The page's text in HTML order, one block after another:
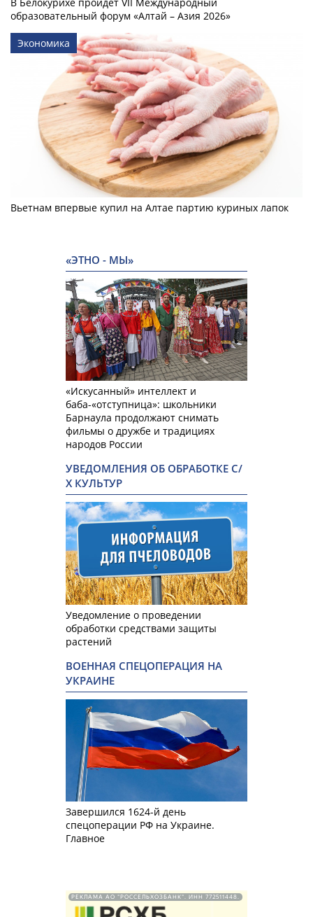
образовательный форум «Алтай – Азия 2026»
Экономика
Вьетнам впервые купил на Алтае партию куриных лапок
«ЭТНО - МЫ»
«Искусанный» интеллект и
баба-«отступница»: школьники
Барнаула продолжают снимать
фильмы о дружбе и традициях
народов России
УВЕДОМЛЕНИЯ ОБ ОБРАБОТКЕ С/
Х КУЛЬТУР
Уведомление о проведении
обработки средствами защиты
растений
ВОЕННАЯ СПЕЦОПЕРАЦИЯ НА
УКРАИНЕ
Завершился 1624-й день
спецоперации РФ на Украине.
Главное
РЕКЛАМА АО "РОССЕЛЬХОЗБАНК". ИНН 772511448.